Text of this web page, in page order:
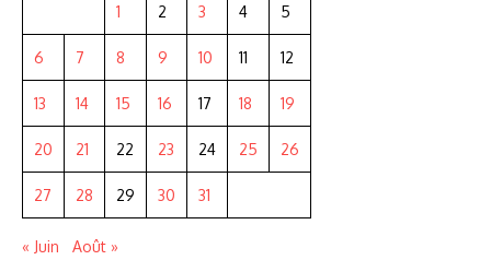
1 2 3 4 5
6 7 8 9 10 11 12
13 14 15 16 17 18 19
20 21 22 23 24 25 26
27 28 29 30 31
« Juin Août »